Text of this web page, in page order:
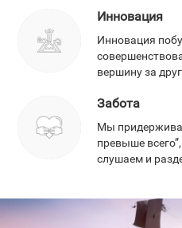
Инновация
Инновация
вершину за
Забота
Мы
превыше
слушаем и